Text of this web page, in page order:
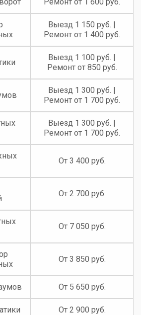
Выезд 1 150 руб. |
Ремонт от 1 400 руб.
Выезд 1 100 руб. |
Ремонт от 850 руб.
Выезд 1 300 руб. |
Ремонт от 1 700 руб.
Выезд 1 300 руб. |
Ремонт от 1 700 руб.
От 3 400 руб.
От 2 700 руб.
От 7 050 руб.
От 3 850 руб.
От 5 650 руб.
От 2 900 руб.